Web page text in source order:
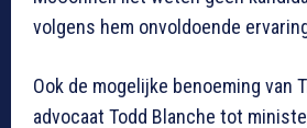
volgens hem onvoldoende
Ook de mogelijke benoeming van
advocaat Todd Blanche tot